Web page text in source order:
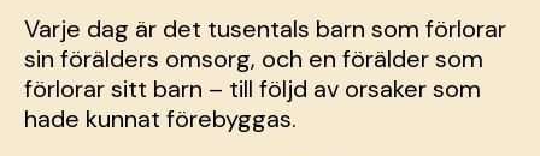
Varje dag är det tusentals barn som förlorar
sin förälders omsorg, och en förälder som
förlorarsitt barn – till följd av orsaker som
hade kunnat förebyggas.